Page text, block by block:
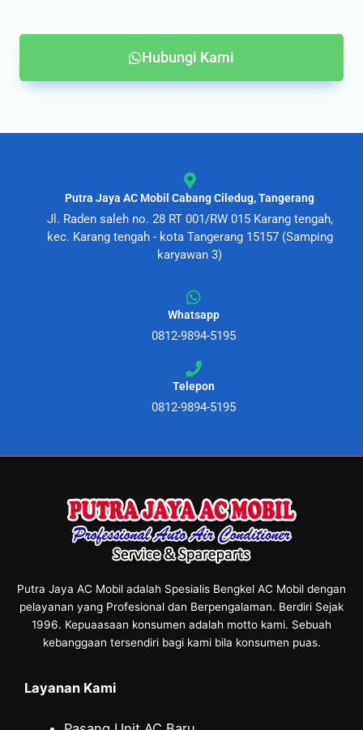
Hubungi Kami
Putra Jaya AC Mobil Cabang Ciledug, Tangerang
Jl. Raden saleh no. 28 RT 001/RW 015 Karang tengah,
kec. Karang tengah - kota Tangerang 15157 (Samping
karyawan 3)
Whatsapp
0812-9894-5195
Telepon
0812-9894-5195
Putra Jaya AC Mobil adalah Spesialis Bengkel AC Mobil dengan
pelayanan yang Profesional dan Berpengalaman. Berdiri Sejak
1996. Kepuaasaan konsumen adalah motto kami. Sebuah
kebanggaan tersendiri bagi kami bila konsumen puas.
Layanan Kami